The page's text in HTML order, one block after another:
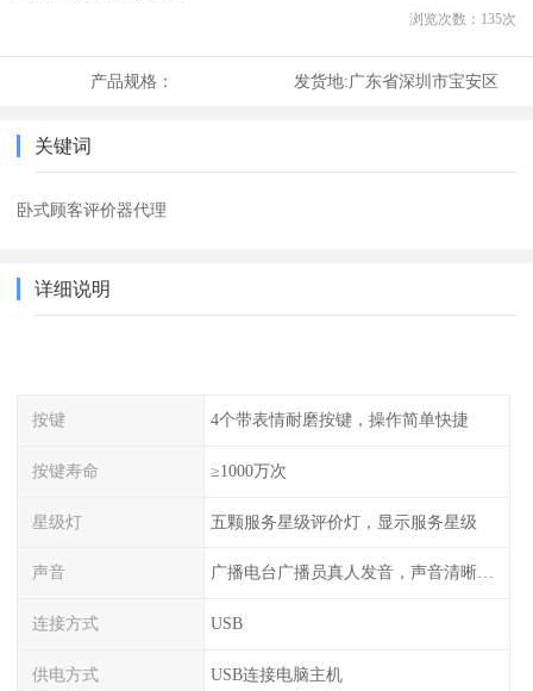
浏览次数： 135次
产品规格： 发货地:广东省深圳市宝安区
关键词
卧式顾客评价器代理
详细说明
按键 4个带表情耐磨按键，操作简单快捷
按键寿命 ≥1000万次
星级灯 五颗服务星级评价灯，显示服务星级
声音 广播电台广播员真人发音，声音清晰甜美
连接方式 USB
供电方式 USB连接电脑主机